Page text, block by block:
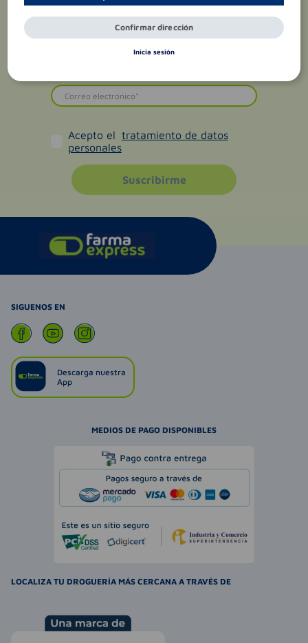
Acepto el tratamiento de datos
personales
Suscribirme
SIGUENOS EN
Descarga nuestra
App
MEDIOS DE PAGO DISPONIBLES
LOCALIZA TU DROGUERÍA MÁS CERCANA A TRAVÉS DE
Confirmar dirección
Inicia sesión